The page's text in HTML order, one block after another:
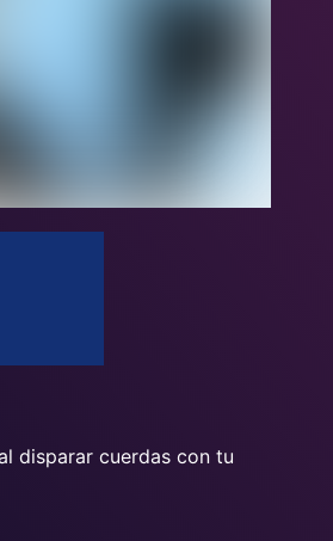
disparar cuerdas con tu